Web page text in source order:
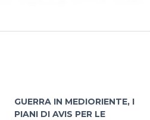
GUERRA IN MEDIORIENTE, I
PIANI DI AVIS PER LE